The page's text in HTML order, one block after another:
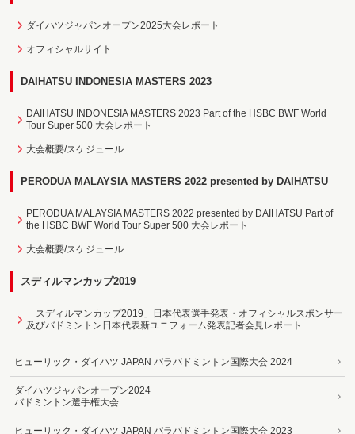
ダイハツジャパンオープン2025大会レポート
オフィシャルサイト
DAIHATSU INDONESIA MASTERS 2023
DAIHATSU INDONESIA MASTERS 2023 Part of the HSBC BWF World
Tour Super 500 大会レポート
大会概要/スケジュール
PERODUA MALAYSIA MASTERS 2022 presented by DAIHATSU
PERODUA MALAYSIA MASTERS 2022 presented by DAIHATSU Part of
the HSBC BWF World Tour Super 500 大会レポート
大会概要/スケジュール
スディルマンカップ2019
「スディルマンカップ2019」日本代表選手発表・オフィシャルスポンサー
及びバドミントン日本代表新ユニフォーム発表記者会見レポート
ヒューリック・ダイハツ JAPAN パラバドミントン国際大会 2024
ダイハツジャパンオープン2024
バドミントン選手権大会
ヒューリック・ダイハツ JAPAN パラバドミントン国際大会 2023